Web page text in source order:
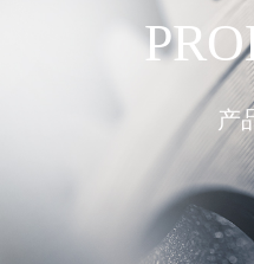
产